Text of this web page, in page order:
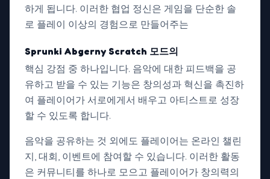
하게 됩니다. 이러한 협업 정신은 게임을 단순한 솔
로 플레이 이상의 경험으로 만들어주는
Sprunki Abgerny Scratch 모드의
핵심 강점 중 하나입니다. 음악에 대한 피드백을 공
유하고 받을 수 있는 기능은 창의성과 혁신을 촉진하
여 플레이어가 서로에게서 배우고 아티스트로 성장
할 수 있도록 합니다.
음악을 공유하는 것 외에도 플레이어는 온라인 챌린
지, 대회, 이벤트에 참여할 수 있습니다. 이러한 활동
은 커뮤니티를 하나로 모으고 플레이어가 창의력의